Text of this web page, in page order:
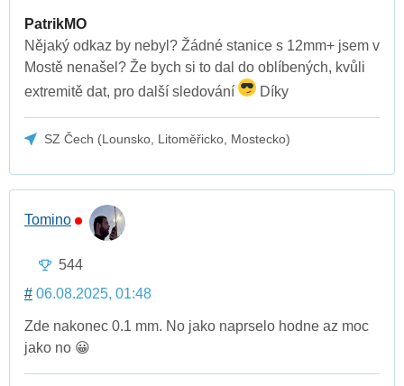
PatrikMO
Nějaký odkaz by nebyl? Žádné stanice s 12mm+ jsem v
Mostě nenašel? Že bych si to dal do oblíbených, kvůli
extremitě dat, pro další sledování
Díky
SZ Čech (Lounsko, Litoměřicko, Mostecko)
Tomino
544
# 06.08.2025, 01:48
Zde nakonec 0.1 mm. No jako naprselo hodne az moc
jako no 😀